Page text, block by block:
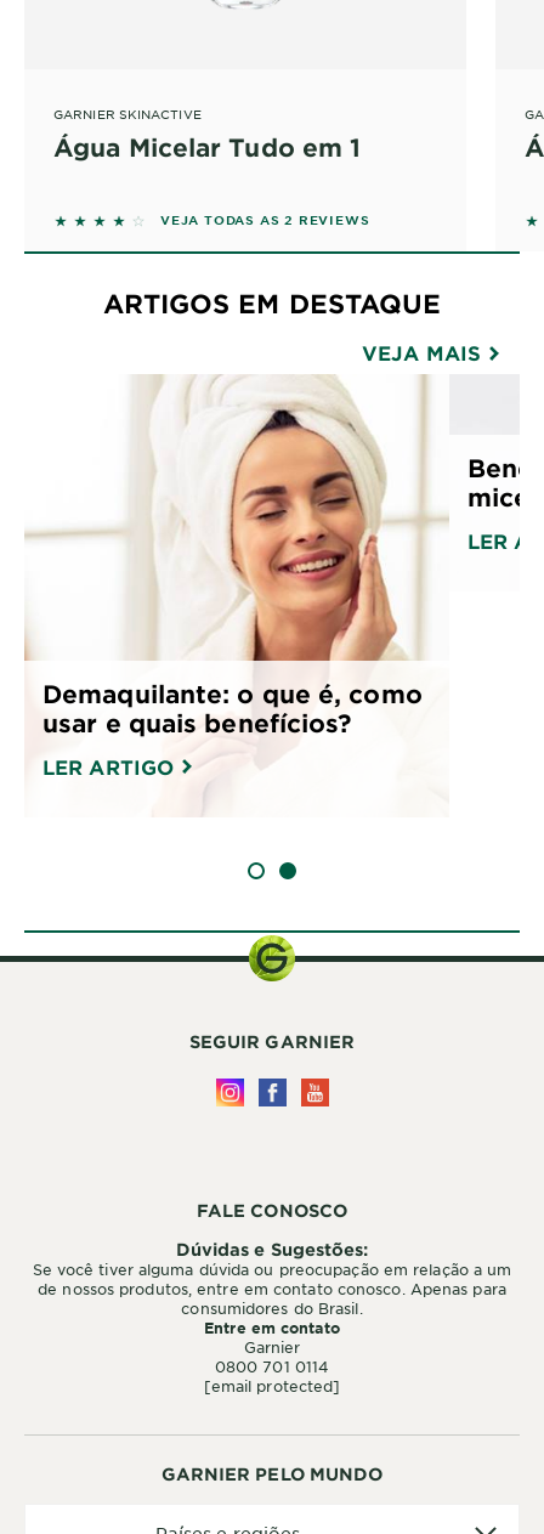
GARNIER SKINACTIVE
Água Micelar Tudo em 1
4 out of 5 stars based on reviews
VEJA TODAS AS 2 REVIEWS 4
ARTIGOS EM DESTAQUE
VEJA MAIS
Demaquilante: o que é, como
usar e quais benefícios?
LER ARTIGO
LER
SLIDE 1SLIDE 2
GARNIER PELO MUNDO
FALE CONOSCO
Dúvidas e Sugestões:
Se você tiver alguma dúvida ou preocupação em relação a um
de nossos produtos, entre em contato conosco. Apenas para
consumidores do Brasil.
Entre em contato
Garnier
0800 701 0114
[email protected]
SEGUIR GARNIER